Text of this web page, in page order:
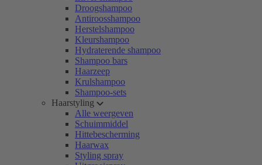
Droogshampoo
Antiroosshampoo
Herstelshampoo
Kleurshampoo
Hydraterende shampoo
Shampoo bars
Haarzeep
Krulshampoo
Shampoo-sets
Haarstyling
Alle weergeven
Schuimmiddel
Hittebescherming
Haarwax
Styling spray